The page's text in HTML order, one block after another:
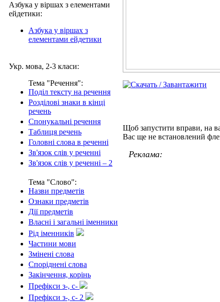
Азбука у віршах з елементами
ейдетики:
Азбука у віршах з
елементами ейдетики
Укр. мова, 2-3 класи:
Тема "Речення":
Поділ тексту на речення
Розділові знаки в кінці
речень
Спонукальні речення
Таблиця речень
Головні слова в реченні
Зв'язок слів у реченні
Зв'язок слів у реченні – 2
Тема "Слово":
Назви предметів
Ознаки предметів
Дії предметів
Власні і загальні іменники
Рід іменників
Частини мови
Змінені слова
Споріднені слова
Закінчення, корінь
Префікси з-, с-
Префікси з-, с- 2
Щоб запустити вправи, на
Вас ще не встановлений
Реклама: